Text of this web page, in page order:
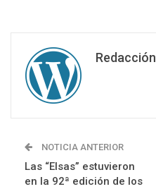
Redacción
NOTICIA ANTERIOR
Las “Elsas” estuvieron
en la 92ª edición de los